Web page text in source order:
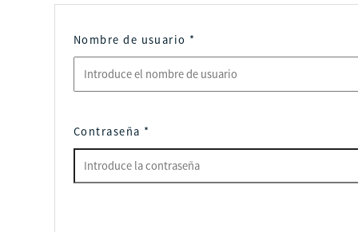
Nombre de usuario *
Contraseña *